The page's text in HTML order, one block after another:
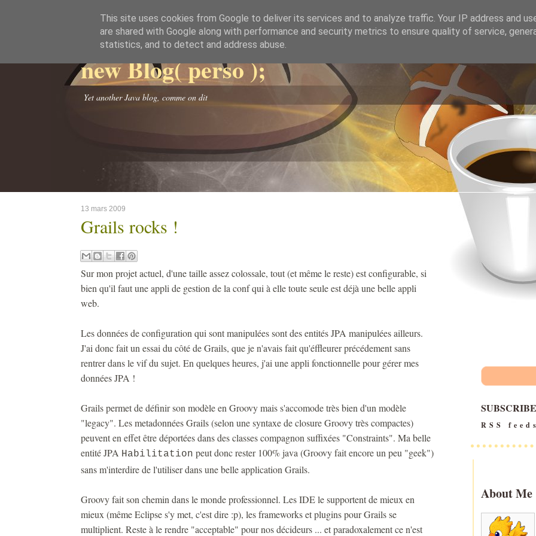
new Blog( perso );
Yet another Java blog, comme on dit
13 mars 2009
Grails rocks !
Sur mon projet actuel, d'une taille assez colossale, tout (et même le reste) est configurable, si
bien qu'il faut une appli de gestion de la conf qui à elle toute seule est déjà une belle appli
web.
Les données de configuration qui sont manipulées sont des entités JPA manipulées ailleurs.
J'ai donc fait un essai du côté de Grails, que je n'avais fait qu'éffleurer précédement sans
rentrer dans le vif du sujet. En quelques heures, j'ai une appli fonctionnelle pour gérer mes
données JPA !
Grails permet de définir son modèle en Groovy mais s'accomode très bien d'un modèle
"legacy". Les metadonnées Grails (selon une syntaxe de closure Groovy très compactes)
peuvent en effet être déportées dans des classes compagnon suffixées "Constraints". Ma belle
entité JPA Habilitation peut donc rester 100% java (Groovy fait encore un peu "geek")
sans m'interdire de l'utiliser dans une belle application Grails.
Groovy fait son chemin dans le monde professionnel. Les IDE le supportent de mieux en
mieux (même Eclipse s'y met, c'est dire :p), les frameworks et plugins pour Grails se
multiplient. Reste à le rendre "acceptable" pour nos décideurs ... et paradoxalement ce n'est
SUBSCRIBE
RSS
About Me
This site uses cookies from Google to deliver its services and to analyze traffic. Your IP address and
are shared with Google along with performance and security metrics to ensure quality of service,
statistics, and to detect and address abuse.